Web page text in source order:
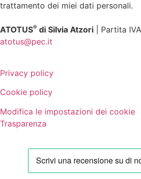
trattamento dei miei dati personali.
ATOTUS® di Silvia Atzori | Partita
atotus@pec.it
Privacy policy
Cookie policy
Modifica le impostazioni dei cookie
Trasparenza